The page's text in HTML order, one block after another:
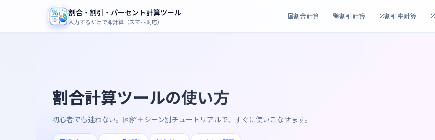
割合・割引・パーセント計算ツール
入力するだけで即計算（スマホ対応）
割合計算 割引計算 割引率計算
割合計算ツールの使い方
初心者でも迷わない。図解＋シーン別チュートリアルで、すぐに使いこなせます。